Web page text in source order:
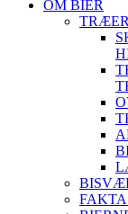
OM BIER